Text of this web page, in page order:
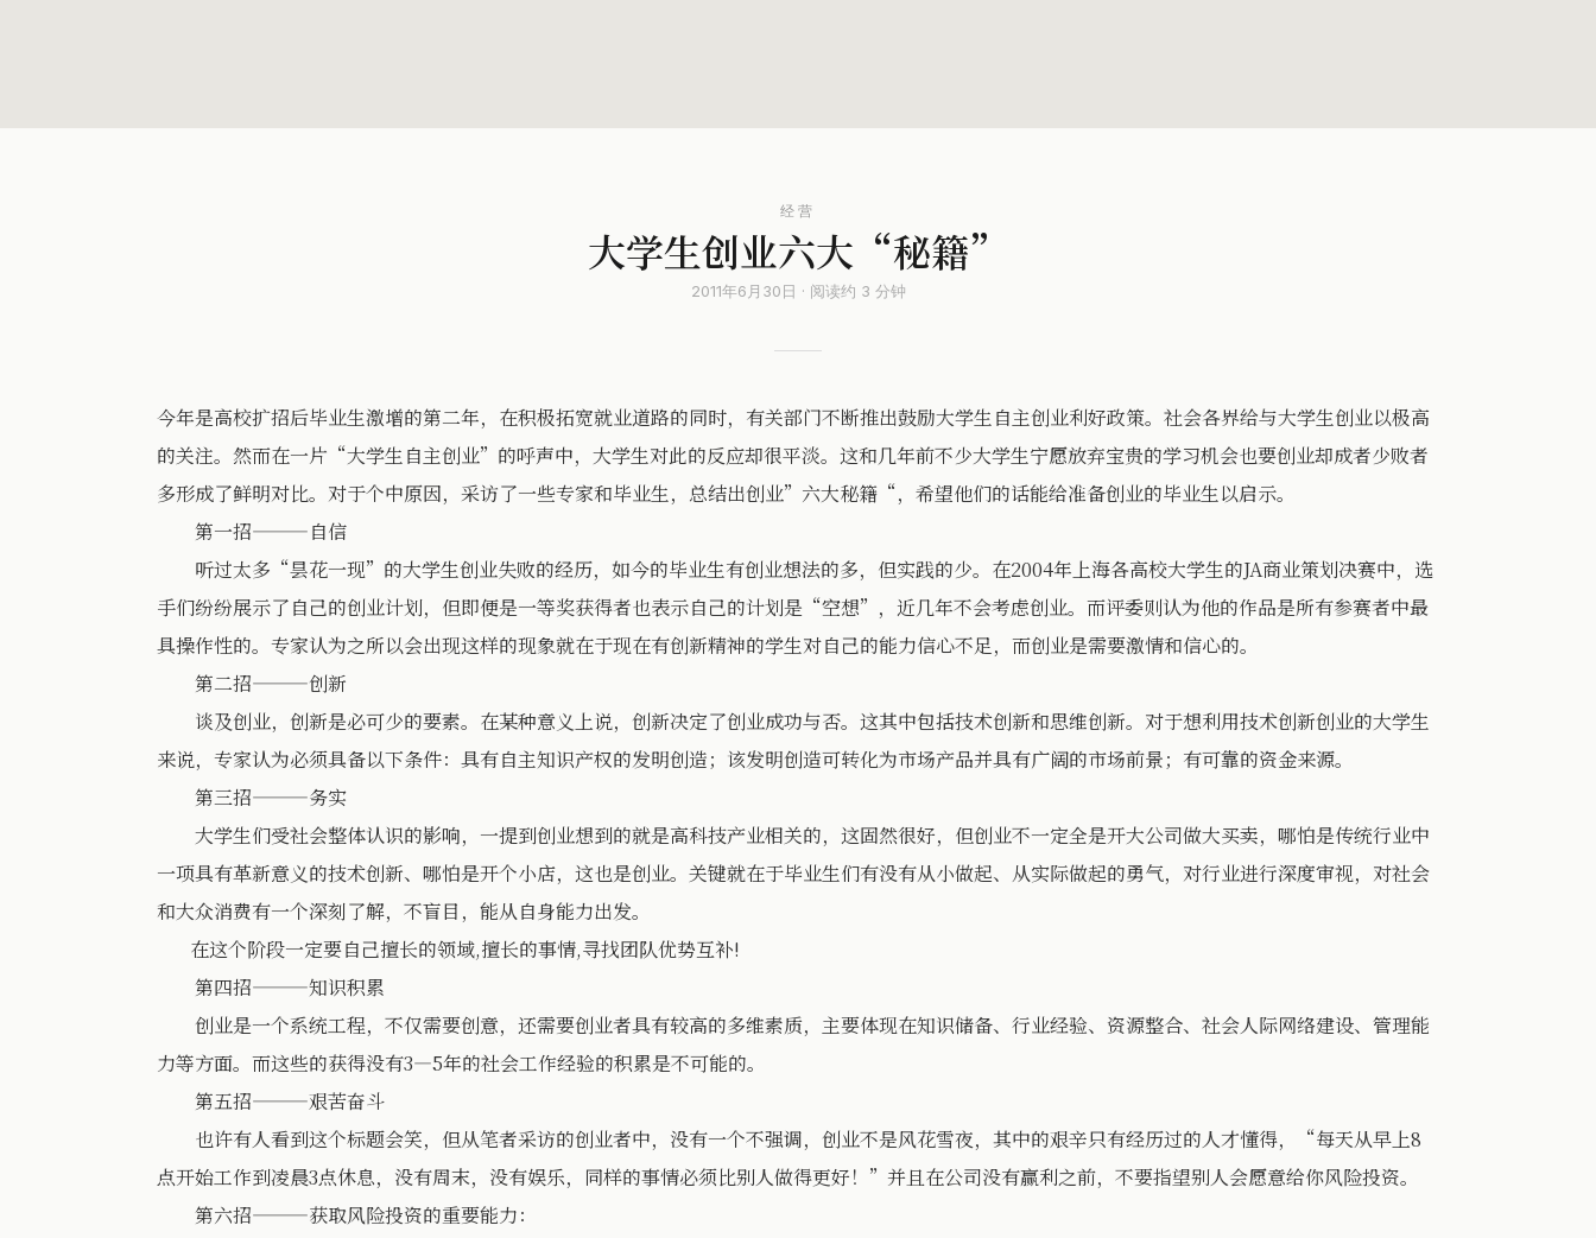
经营
大学生创业六大“秘籍”
2011年6月30日 · 阅读约 3 分钟
今年是高校扩招后毕业生激增的第二年，在积极拓宽就业道路的同时，有关部门不断推出鼓励大学生自主创业利好政策。社会各界给与大学生创业以极高
的关注。然而在一片“大学生自主创业”的呼声中，大学生对此的反应却很平淡。这和几年前不少大学生宁愿放弃宝贵的学习机会也要创业却成者少败者
多形成了鲜明对比。对于个中原因，采访了一些专家和毕业生，总结出创业”六大秘籍“，希望他们的话能给准备创业的毕业生以启示。
第一招———自信
听过太多“昙花一现”的大学生创业失败的经历，如今的毕业生有创业想法的多，但实践的少。在2004年上海各高校大学生的JA商业策划决赛中，选
手们纷纷展示了自己的创业计划，但即便是一等奖获得者也表示自己的计划是“空想”，近几年不会考虑创业。而评委则认为他的作品是所有参赛者中最
具操作性的。专家认为之所以会出现这样的现象就在于现在有创新精神的学生对自己的能力信心不足，而创业是需要激情和信心的。
第二招———创新
谈及创业，创新是必可少的要素。在某种意义上说，创新决定了创业成功与否。这其中包括技术创新和思维创新。对于想利用技术创新创业的大学生
来说，专家认为必须具备以下条件：具有自主知识产权的发明创造；该发明创造可转化为市场产品并具有广阔的市场前景；有可靠的资金来源。
第三招———务实
大学生们受社会整体认识的影响，一提到创业想到的就是高科技产业相关的，这固然很好，但创业不一定全是开大公司做大买卖，哪怕是传统行业中
一项具有革新意义的技术创新、哪怕是开个小店，这也是创业。关键就在于毕业生们有没有从小做起、从实际做起的勇气，对行业进行深度审视，对社会
和大众消费有一个深刻了解，不盲目，能从自身能力出发。
在这个阶段一定要自己擅长的领域,擅长的事情,寻找团队优势互补!
第四招———知识积累
创业是一个系统工程，不仅需要创意，还需要创业者具有较高的多维素质，主要体现在知识储备、行业经验、资源整合、社会人际网络建设、管理能
力等方面。而这些的获得没有3—5年的社会工作经验的积累是不可能的。
第五招———艰苦奋斗
也许有人看到这个标题会笑，但从笔者采访的创业者中，没有一个不强调，创业不是风花雪夜，其中的艰辛只有经历过的人才懂得，“每天从早上8
点开始工作到凌晨3点休息，没有周末，没有娱乐，同样的事情必须比别人做得更好！”并且在公司没有赢利之前，不要指望别人会愿意给你风险投资。
第六招———获取风险投资的重要能力：